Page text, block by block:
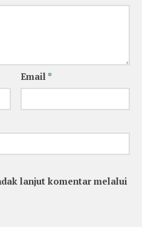
Email *
lanjut komentar melalui